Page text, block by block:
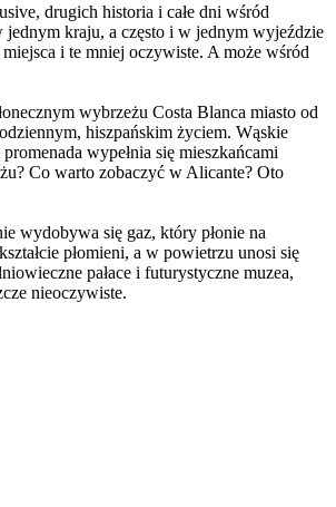
drugich historia i całe dni wśród
jednym kraju, a często i w jednym wyjeździe
i te mniej oczywiste. A może wśród
wybrzeżu Costa Blanca miasto od
hiszpańskim życiem. Wąskie
wypełnia się mieszkańcami
Co warto zobaczyć w Alicante? Oto
wydobywa się gaz, który płonie na
płomieni, a w powietrzu unosi się
pałace i futurystyczne muzea,
nieoczywiste.